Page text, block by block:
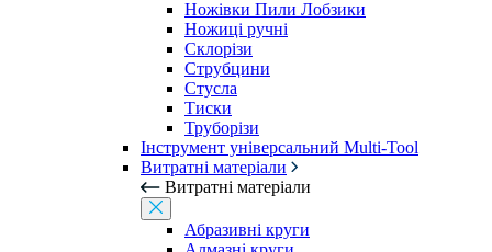
Ножівки Пили Лобзики
Ножиці ручні
Склорізи
Струбцини
Стусла
Тиски
Труборізи
Інструмент універсальний Multi-Tool
Витратні матеріали
Витратні матеріали
Абразивні круги